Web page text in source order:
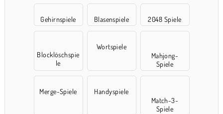
Gehirnspiele Blasenspiele 2048 Spiele
Blocklöschspie
le
Wortspiele
Mahjong-
Spiele
Merge-Spiele
Handyspiele
Match-3-
Spiele